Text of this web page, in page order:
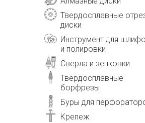
Твердосплавные
диски
Инструмент для
и полировки
Сверла и зенковки
Твердосплавные
борфрезы
Буры для
Крепеж